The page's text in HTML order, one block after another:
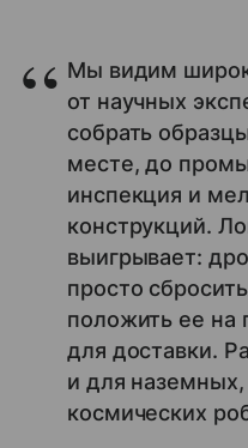
Мы видим
от научных
собрать
месте, до
инспекция и
конструкций.
выигрывает:
просто
положить ее на
для доставки.
и для
космических